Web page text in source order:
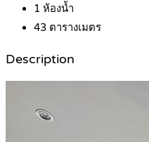
1 ห้องน้ำ
43 ตารางเมตร
Description